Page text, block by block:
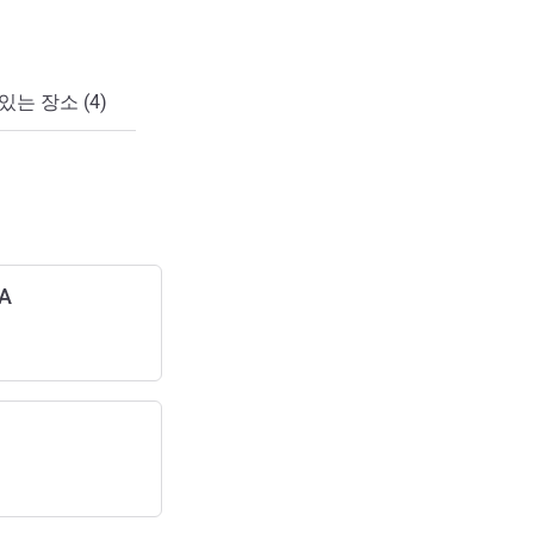
는 장소 (4)